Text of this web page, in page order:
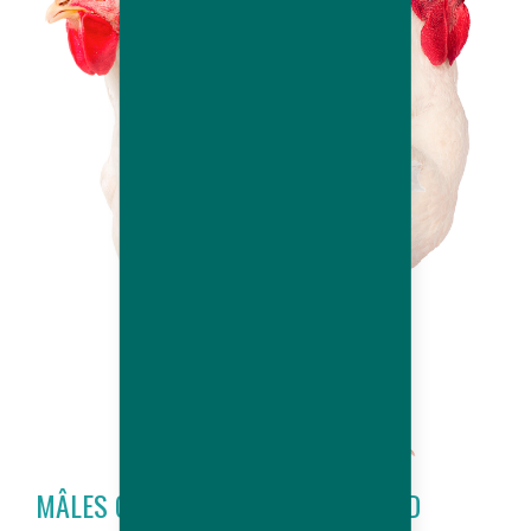
MÂLES CONVENTIONNELS HUBBARD